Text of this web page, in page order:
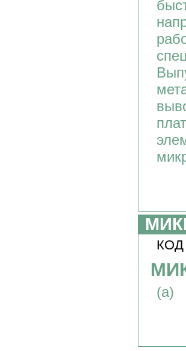
КОД
(а)